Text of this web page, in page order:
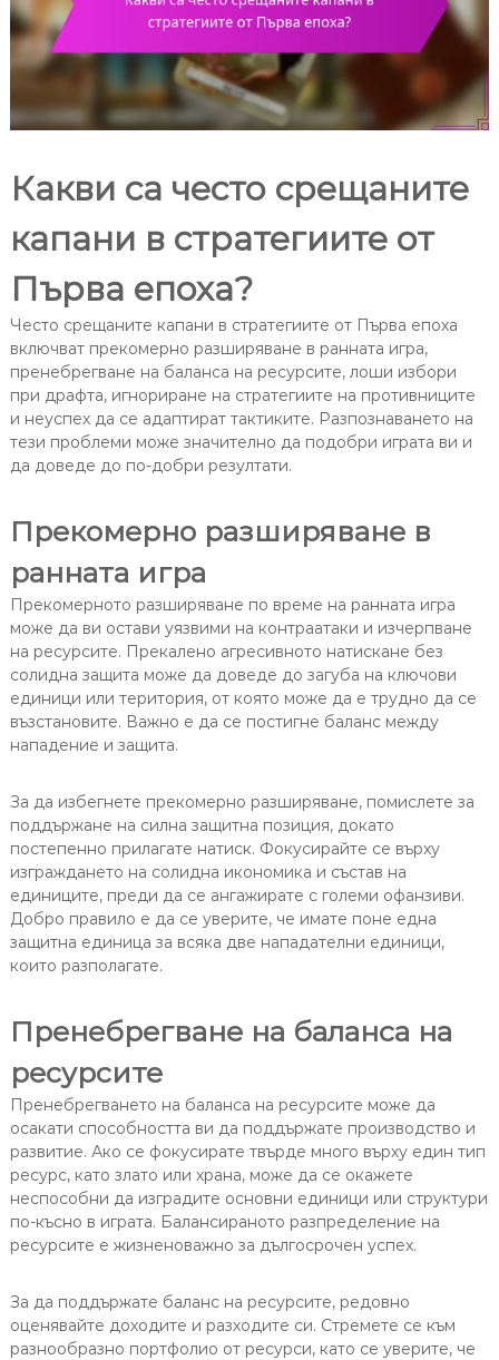
Какви са често срещаните
капани в стратегиите от
Първа епоха?
Често срещаните капани в стратегиите от Първа епоха
включват прекомерно разширяване в ранната игра,
пренебрегване на баланса на ресурсите, лоши избори
при драфта, игнориране на стратегиите на противниците
и неуспех да се адаптират тактиките. Разпознаването на
тези проблеми може значително да подобри играта ви и
да доведе до по-добри резултати.
Прекомерно разширяване в
ранната игра
Прекомерното разширяване по време на ранната игра
може да ви остави уязвими на контраатаки и изчерпване
на ресурсите. Прекалено агресивното натискане без
солидна защита може да доведе до загуба на ключови
единици или територия, от която може да е трудно да се
възстановите. Важно е да се постигне баланс между
нападение и защита.
За да избегнете прекомерно разширяване, помислете за
поддържане на силна защитна позиция, докато
постепенно прилагате натиск. Фокусирайте се върху
изграждането на солидна икономика и състав на
единиците, преди да се ангажирате с големи офанзиви.
Добро правило е да се уверите, че имате поне една
защитна единица за всяка две нападателни единици,
които разполагате.
Пренебрегване на баланса на
ресурсите
Пренебрегването на баланса на ресурсите може да
осакати способността ви да поддържате производство и
развитие. Ако се фокусирате твърде много върху един тип
ресурс, като злато или храна, може да се окажете
неспособни да изградите основни единици или структури
по-късно в играта. Балансираното разпределение на
ресурсите е жизненоважно за дългосрочен успех.
За да поддържате баланс на ресурсите, редовно
оценявайте доходите и разходите си. Стремете се към
разнообразно портфолио от ресурси, като се уверите, че